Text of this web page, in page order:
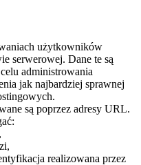
użytkowników
serwerowej. Dane te są
administrowania
jak najbardziej sprawnej
są poprzez adresy URL.
realizowana przez